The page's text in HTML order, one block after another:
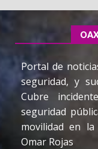
Portal de
seguridad, y
Cubre
seguridad
movilidad en
Omar Rojas